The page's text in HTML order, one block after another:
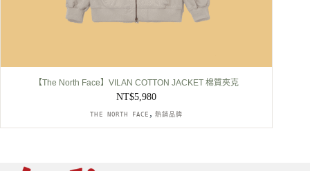
【The North Face】VILAN COTTON JACKET 棉質夾克
NT$5,980
THE NORTH FACE , 熱銷品牌